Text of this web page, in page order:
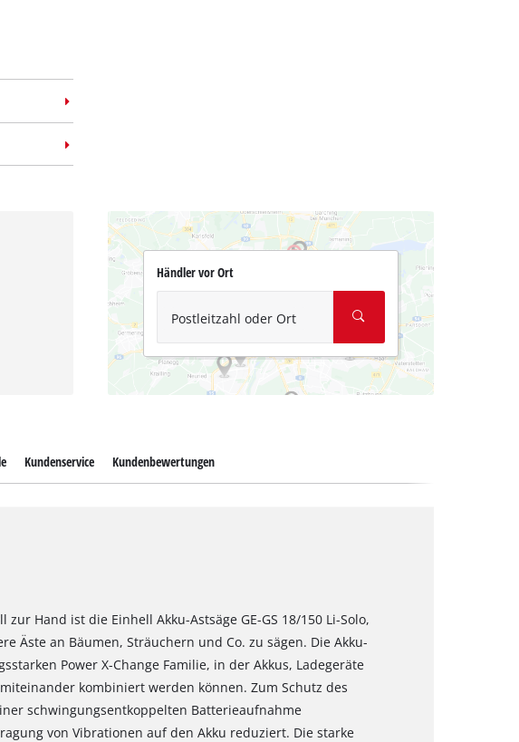
Händler vor Ort
Postleitzahl oder Ort
Kundenservice Kundenbewertungen
Hand ist die Einhell Akku-Astsäge GE-GS 18/150 Li-Solo,
Äste an Bäumen, Sträuchern und Co. zu sägen. Die Akku-
Power X-Change Familie, in der Akkus, Ladegeräte
kombiniert werden können. Zum Schutz des
schwingungsentkoppelten Batterieaufnahme
von Vibrationen auf den Akku reduziert. Die starke